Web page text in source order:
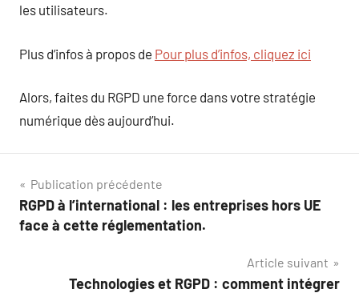
les utilisateurs.
Plus d’infos à propos de Pour plus d’infos, cliquez ici
Alors, faites du RGPD une force dans votre stratégie
numérique dès aujourd’hui.
Navigation
de
Publication précédente
RGPD à l’international : les entreprises hors UE
face à cette réglementation.
Article suivant
Technologies et RGPD : comment intégrer